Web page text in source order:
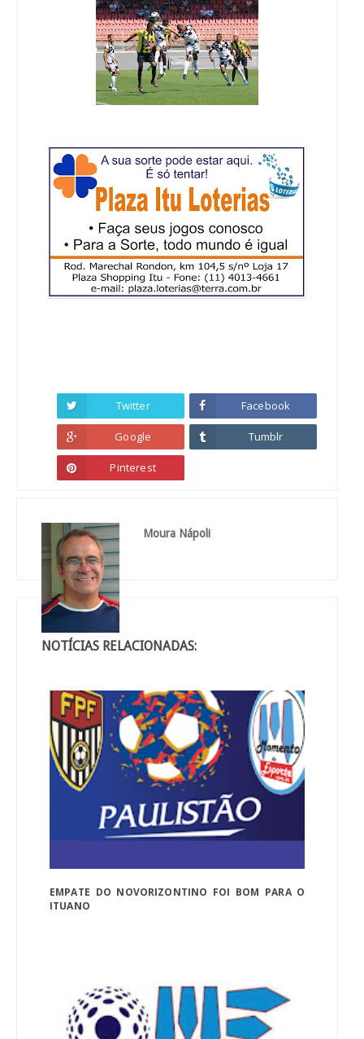
Twitter Facebook
Google Tumblr
Pinterest
Moura Nápoli
NOTÍCIAS RELACIONADAS:
EMPATE DO NOVORIZONTINO FOI BOM PARA O
ITUANO